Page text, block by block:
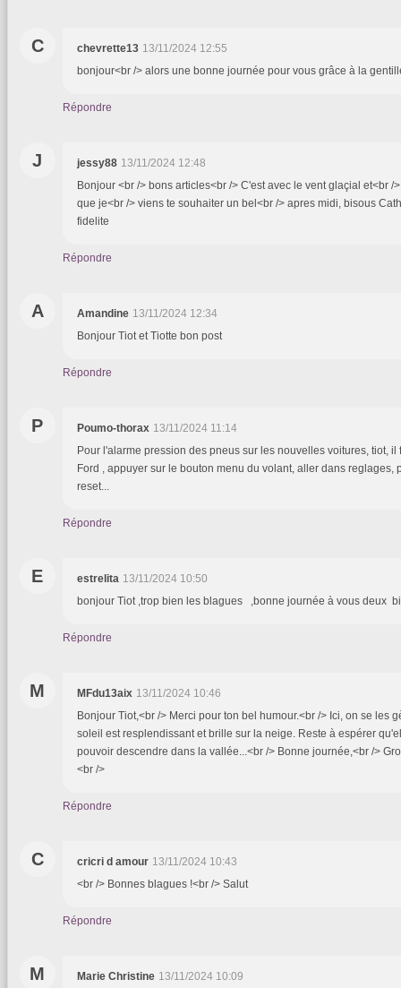
C chevrette13 13/11/2024 12:55
bonjour<br /> alors une bonne journée pour vous grâce à la
Répondre
J jessy88 13/11/2024 12:48
Bonjour <br /> bons articles<br /> C'est avec le vent glaçial et<br /
que je<br /> viens te souhaiter un bel<br /> apres midi, bisous
fidelite
Répondre
A Amandine 13/11/2024 12:34
Bonjour Tiot et Tiotte bon post
Répondre
P Poumo-thorax 13/11/2024 11:14
Pour l'alarme pression des pneus sur les nouvelles voitures, tiot, il
Ford , appuyer sur le bouton menu du volant, aller dans reglages,
reset...
Répondre
E estrelita 13/11/2024 10:50
bonjour Tiot ,trop bien les blagues ,bonne journée à vous deux
Répondre
M MFdu13aix 13/11/2024 10:46
Bonjour Tiot,<br /> Merci pour ton bel humour.<br /> Ici, on se les
soleil est resplendissant et brille sur la neige. Reste à espérer
pouvoir descendre dans la vallée...<br /> Bonne journée,<br />
<br />
Répondre
C cricri d amour 13/11/2024 10:43
<br /> Bonnes blagues !<br /> Salut
Répondre
M Marie Christine 13/11/2024 10:09